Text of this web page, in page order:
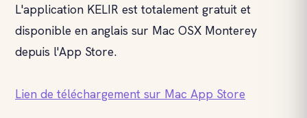
L'application KELIR est totalement gratuit et
disponible en anglais sur Mac OSX Monterey
depuis l'App Store.
Lien de téléchargement sur Mac App Store